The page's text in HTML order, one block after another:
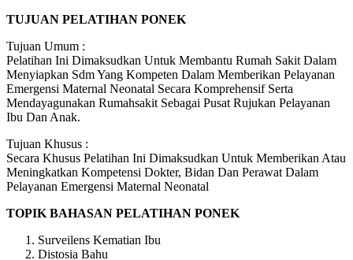
TUJUAN PELATIHAN PONEK
Tujuan Umum :
Pelatihan Ini Dimaksudkan Untuk Membantu Rumah Sakit Dalam
Menyiapkan Sdm Yang Kompeten Dalam Memberikan Pelayanan
Emergensi Maternal Neonatal Secara Komprehensif Serta
Mendayagunakan Rumahsakit Sebagai Pusat Rujukan Pelayanan
Ibu Dan Anak.
Tujuan Khusus :
Secara Khusus Pelatihan Ini Dimaksudkan Untuk Memberikan Atau
Meningkatkan Kompetensi Dokter, Bidan Dan Perawat Dalam
Pelayanan Emergensi Maternal Neonatal
TOPIK BAHASAN PELATIHAN PONEK
Surveilens Kematian Ibu
Distosia Bahu